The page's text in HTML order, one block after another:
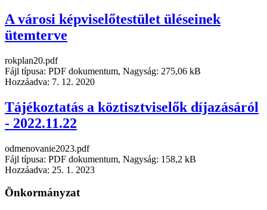
A városi képviselőtestület üléseinek
ütemterve
rokplan20.pdf
Fájl típusa: PDF dokumentum, Nagyság: 275,06 kB
Hozzáadva: 7. 12. 2020
Tájékoztatás a köztisztviselők díjazásáról
- 2022.11.22
odmenovanie2023.pdf
Fájl típusa: PDF dokumentum, Nagyság: 158,2 kB
Hozzáadva: 25. 1. 2023
Önkormányzat